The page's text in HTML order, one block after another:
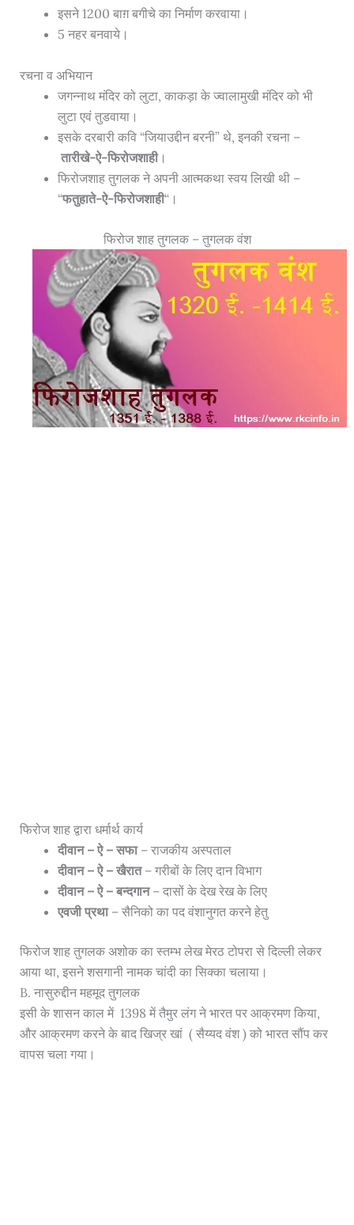
इसने 1200 बाग़ बगीचे का निर्माण करवाया।
5 नहर बनवाये।
रचना व अभियान
जगन्नाथ मंदिर को लुटा, काकड़ा के ज्वालामुखी मंदिर को भी
लुटा एवं तुडवाया।
इसके दरबारी कवि “जियाउद्दीन बरनी” थे, इनकी रचना –
तारीखे-ऐ-फिरोजशाही।
फिरोजशाह तुगलक ने अपनी आत्मकथा स्वय लिखी थी –
“फतुहाते-ऐ-फिरोजशाही“।
फिरोज शाह तुगलक – तुगलक वंश
फिरोज शाह द्वारा धर्मार्थ कार्य
दीवान – ऐ – सफा– राजकीय अस्पताल
दीवान – ऐ – खैरात– गरीबों के लिए दान विभाग
दीवान – ऐ – बन्दगान– दासों के देख रेख के लिए
एवजी प्रथा– सैनिको का पद वंशानुगत करने हेतु
फिरोज शाह तुगलक अशोक का स्तम्भ लेख मेरठ टोपरा से दिल्ली लेकर
आया था, इसने शसगानी नामक चांदी का सिक्का चलाया।
B. नासुरुद्दीन महमूद तुगलक
इसी के शासन काल में 1398 में तैमुर लंग ने भारत पर आक्रमण किया,
और आक्रमण करने के बाद खिज्र खां ( सैय्यद वंश ) को भारत सौंप कर
वापस चला गया।